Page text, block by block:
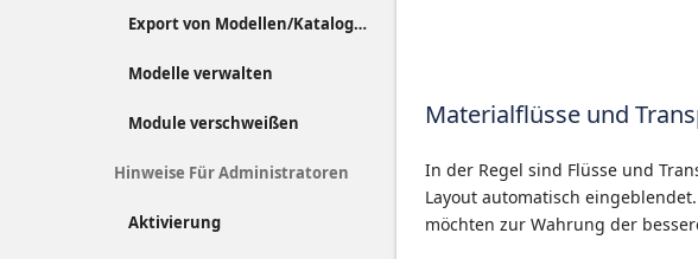
Export von Modellen/Katalogen
Modelle verwalten
Module verschweißen
Hinweise Für Administratoren
Aktivierung
Materialflüsse und
In der Regel sind Flüsse und
Layout automatisch
möchten zur Wahrung der